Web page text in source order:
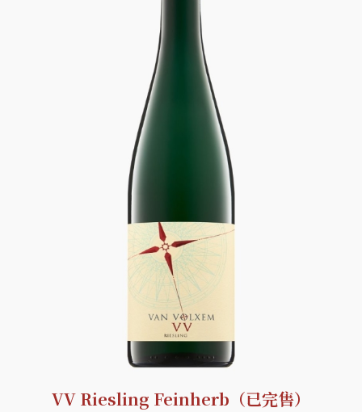
VV Riesling Feinherb（已完售）